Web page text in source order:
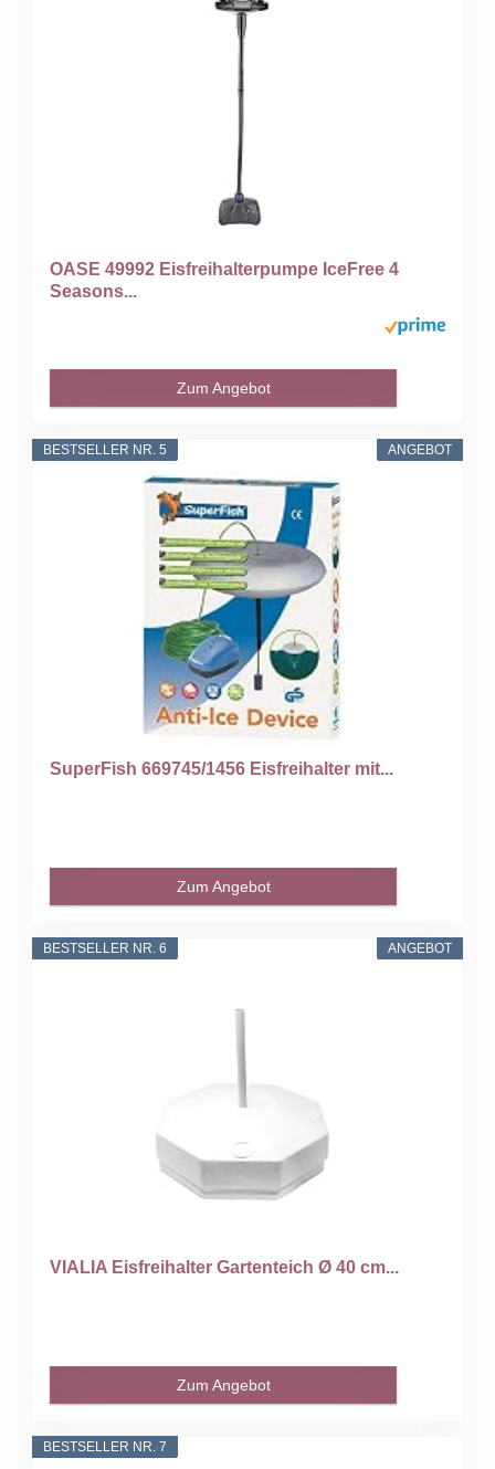
OASE 49992 Eisfreihalterpumpe IceFree 4
Seasons...
Zum Angebot
ANGEBOT
BESTSELLER NR. 5
SuperFish 669745/1456 Eisfreihalter mit...
Zum Angebot
ANGEBOT
BESTSELLER NR. 6
VIALIA Eisfreihalter Gartenteich Ø 40 cm...
Zum Angebot
BESTSELLER NR. 7